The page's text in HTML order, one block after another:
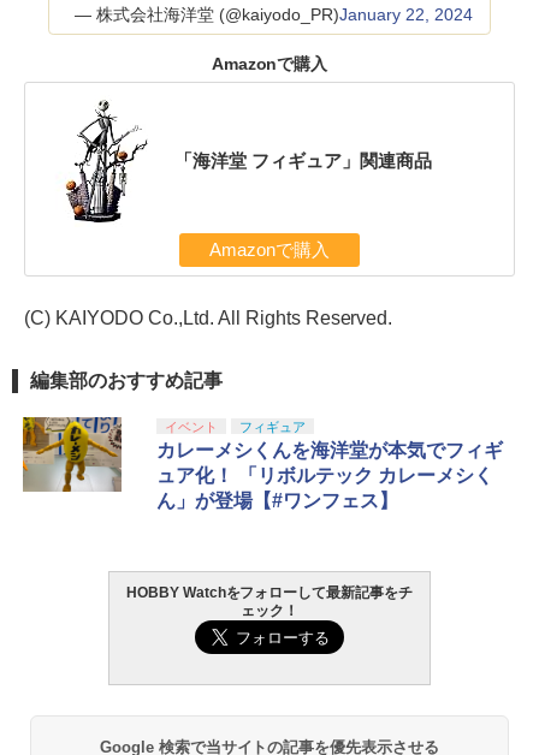
— 株式会社海洋堂 (@kaiyodo_PR)January 22, 2024
Amazonで購入
「海洋堂 フィギュア」関連商品
Amazonで購入
(C) KAIYODO Co.,Ltd. All Rights Reserved.
編集部のおすすめ記事
イベント フィギュア
カレーメシくんを海洋堂が本気でフィギ
ュア化！ 「リボルテック カレーメシく
ん」が登場【#ワンフェス】
HOBBY Watchをフォローして最新記事をチ
ェック！
Google 検索で当サイトの記事を優先表示させる